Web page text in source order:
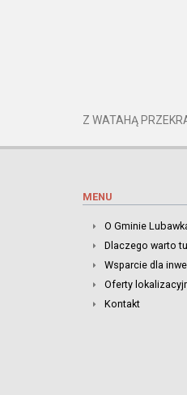
Z WATAHĄ
MENU
O Gminie
Dlaczego warto
Wsparcie dla
Oferty
Kontakt